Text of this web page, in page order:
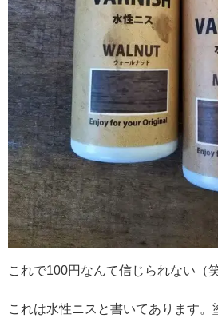
これで100円なんて信じられない（笑
これは水性ニスと書いてあります